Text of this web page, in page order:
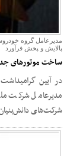
مدیرعامل گروه
پالایش و پخش فرآورد
ساخت موتورهای
در آیین
مدیرعامل شرکت
شرکت‌های دانش‌بنیان برگزار شد، ۱۷